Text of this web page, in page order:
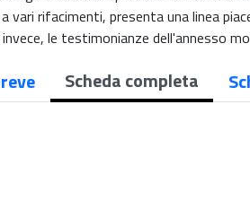
rifacimenti, presenta una linea
le testimonianze dell'annesso
Scheda completa